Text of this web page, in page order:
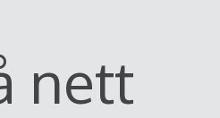
nett